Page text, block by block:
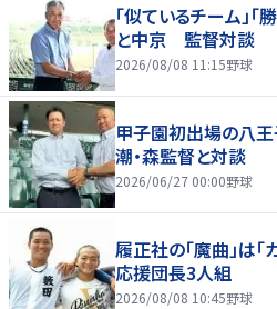
「似ているチーム」
と中京 監督対談
2026/08/08 11:15野球
甲子園初出場の八王
潮・森監督と対談
2026/06/27 00:00野球
履正社の「魔曲」は
応援団長3人組
2026/08/08 10:45野球